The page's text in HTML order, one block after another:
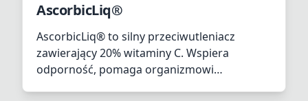
AscorbicLiq®
AscorbicLiq® to silny przeciwutleniacz
zawierający 20% witaminy C. Wspiera
odporność, pomaga organizmowi